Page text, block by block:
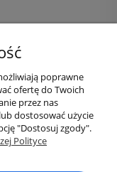
poprawne
ofertę do Twoich
przez nas
dostosować użycie
"Dostosuj zgody".
Polityce